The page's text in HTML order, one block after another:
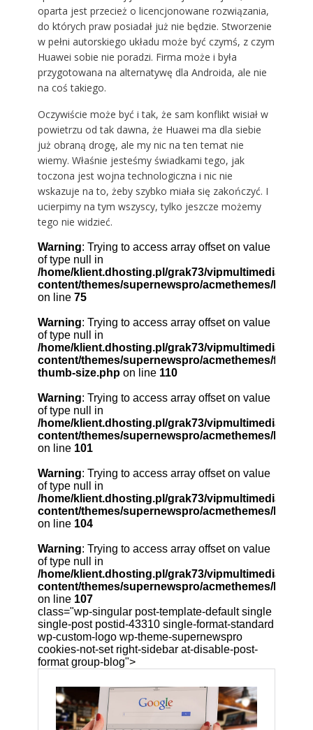
oparta jest przecież o licencjonowane rozwiązania,
do których praw posiadał już nie będzie. Stworzenie
w pełni autorskiego układu może być czymś, z czym
Huawei sobie nie poradzi. Firma może i była
przygotowana na alternatywę dla Androida, ale nie
na coś takiego.
Oczywiście może być i tak, że sam konflikt wisiał w
powietrzu od tak dawna, że Huawei ma dla siebie
już obraną drogę, ale my nic na ten temat nie
wiemy. Właśnie jesteśmy świadkami tego, jak
toczona jest wojna technologiczna i nic nie
wskazuje na to, żeby szybko miała się zakończyć. I
ucierpimy na tym wszyscy, tylko jeszcze możemy
tego nie widzieć.